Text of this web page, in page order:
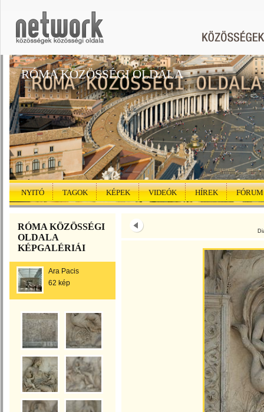
RÓMA KÖZÖSSÉGI OLDALA
NYITÓ TAGOK KÉPEK VIDEÓK HÍREK FÓRUM
RÓMA KÖZÖSSÉGI
OLDALA
KÉPGALÉRIÁI
Ara Pacis
62 kép